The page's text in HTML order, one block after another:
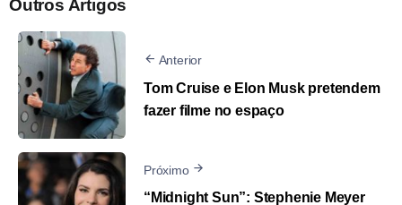
Outros Artigos
Anterior
Tom Cruise e Elon Musk pretendem
fazer filme no espaço
Próximo
“Midnight Sun”: Stephenie Meyer